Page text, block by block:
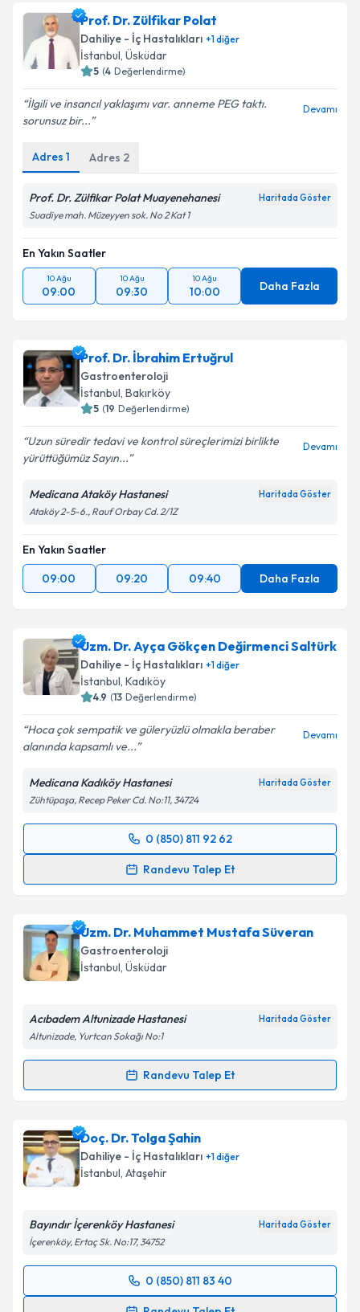
Prof. Dr. Zülfikar Polat
Dahiliye - İç Hastalıkları +1diğer
İstanbul, Üsküdar
5 (4 Değerlendirme)
İlgili ve insancıl yaklaşımı var. anneme PEG taktı.
sorunsuz bir...
Devamı
Adres 1 Adres 2
Prof. Dr. Zülfikar Polat Muayenehanesi Haritada Göster
Suadiye mah. Müzeyyen sok. No 2 Kat 1
En Yakın Saatler
10 Ağu
09:00
10 Ağu
09:30
10 Ağu
10:00 Daha Fazla
Prof. Dr. İbrahim Ertuğrul
Gastroenteroloji
İstanbul, Bakırköy
5 (19 Değerlendirme)
Uzun süredir tedavi ve kontrol süreçlerimizi birlikte
yürüttüğümüz Sayın...
Devamı
Medicana Ataköy Hastanesi Haritada Göster
Ataköy 2-5-6., Rauf Orbay Cd. 2/1Z
En Yakın Saatler
09:00
09:20 09:40 Daha Fazla
Uzm. Dr. Ayça Gökçen Değirmenci Saltürk
Dahiliye - İç Hastalıkları +1diğer
İstanbul, Kadıköy
4.9 (13 Değerlendirme)
Hoca çok sempatik ve güleryüzlü olmakla beraber
alanında kapsamlı ve...
Devamı
Medicana Kadıköy Hastanesi Haritada Göster
Zühtüpaşa, Recep Peker Cd. No:11, 34724
0 (850) 811 92 62
Randevu Talep Et
Randevu Takvimi Talebi
randevu almanız için bir takvim hazırlandığında e-
posta ile bilgilendireceğiz.
E-posta Adresiniz
Kişisel verilerimin işlenmesine ilişkinAydınlatma
'ni okudum ve kişisel verilerimin belirtilen
kapsamda işlenmesini kabul ediyorum.
Takvim Talebini Gönder
Uzm. Dr. Muhammet Mustafa Süveran
Gastroenteroloji
İstanbul, Üsküdar
Acıbadem Altunizade Hastanesi Haritada Göster
Altunizade, Yurtcan Sokağı No:1
Randevu Talep Et
Randevu Takvimi Talebi
Uzm. Dr. Muhammet Mustafa Süveran
randevu takvimi talebi oluşturun. Size bu uzmandan
randevu almanız için bir takvim hazırlandığında e-
posta ile bilgilendireceğiz.
E-posta Adresiniz
Kişisel verilerimin işlenmesine ilişkinAydınlatma
Doç. Dr. Tolga Şahin
Dahiliye - İç Hastalıkları +1diğer
İstanbul, Ataşehir
Bayındır İçerenköy Hastanesi Haritada Göster
İçerenköy, Ertaç Sk. No:17, 34752
0 (850) 811 83 40
Randevu Takvimi Talebi